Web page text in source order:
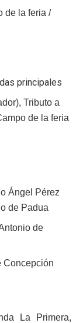
de la feria /
principales
Tributo a
de la feria
Ángel Pérez
de Padua
de
Concepción
La Primera,